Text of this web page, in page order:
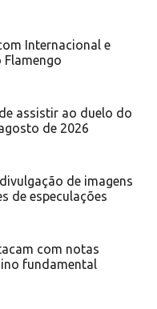
Internacional e
Flamengo
assistir ao duelo do
de 2026
de imagens
de especulações
com notas
fundamental